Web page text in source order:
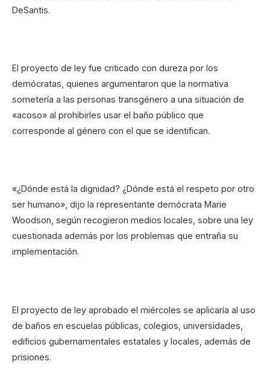
DeSantis.
El proyecto de ley fue criticado con dureza por los
demócratas, quienes argumentaron que la normativa
sometería a las personas transgénero a una situación de
«acoso» al prohibirles usar el baño público que
corresponde al género con el que se identifican.
«¿Dónde está la dignidad? ¿Dónde está el respeto por otro
ser humano», dijo la representante demócrata Marie
Woodson, según recogieron medios locales, sobre una ley
cuestionada además por los problemas que entraña su
implementación.
El proyecto de ley aprobado el miércoles se aplicaría al uso
de baños en escuelas públicas, colegios, universidades,
edificios gubernamentales estatales y locales, además de
prisiones.